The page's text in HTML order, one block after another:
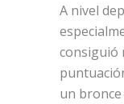
A nivel
consiguió
un bronce